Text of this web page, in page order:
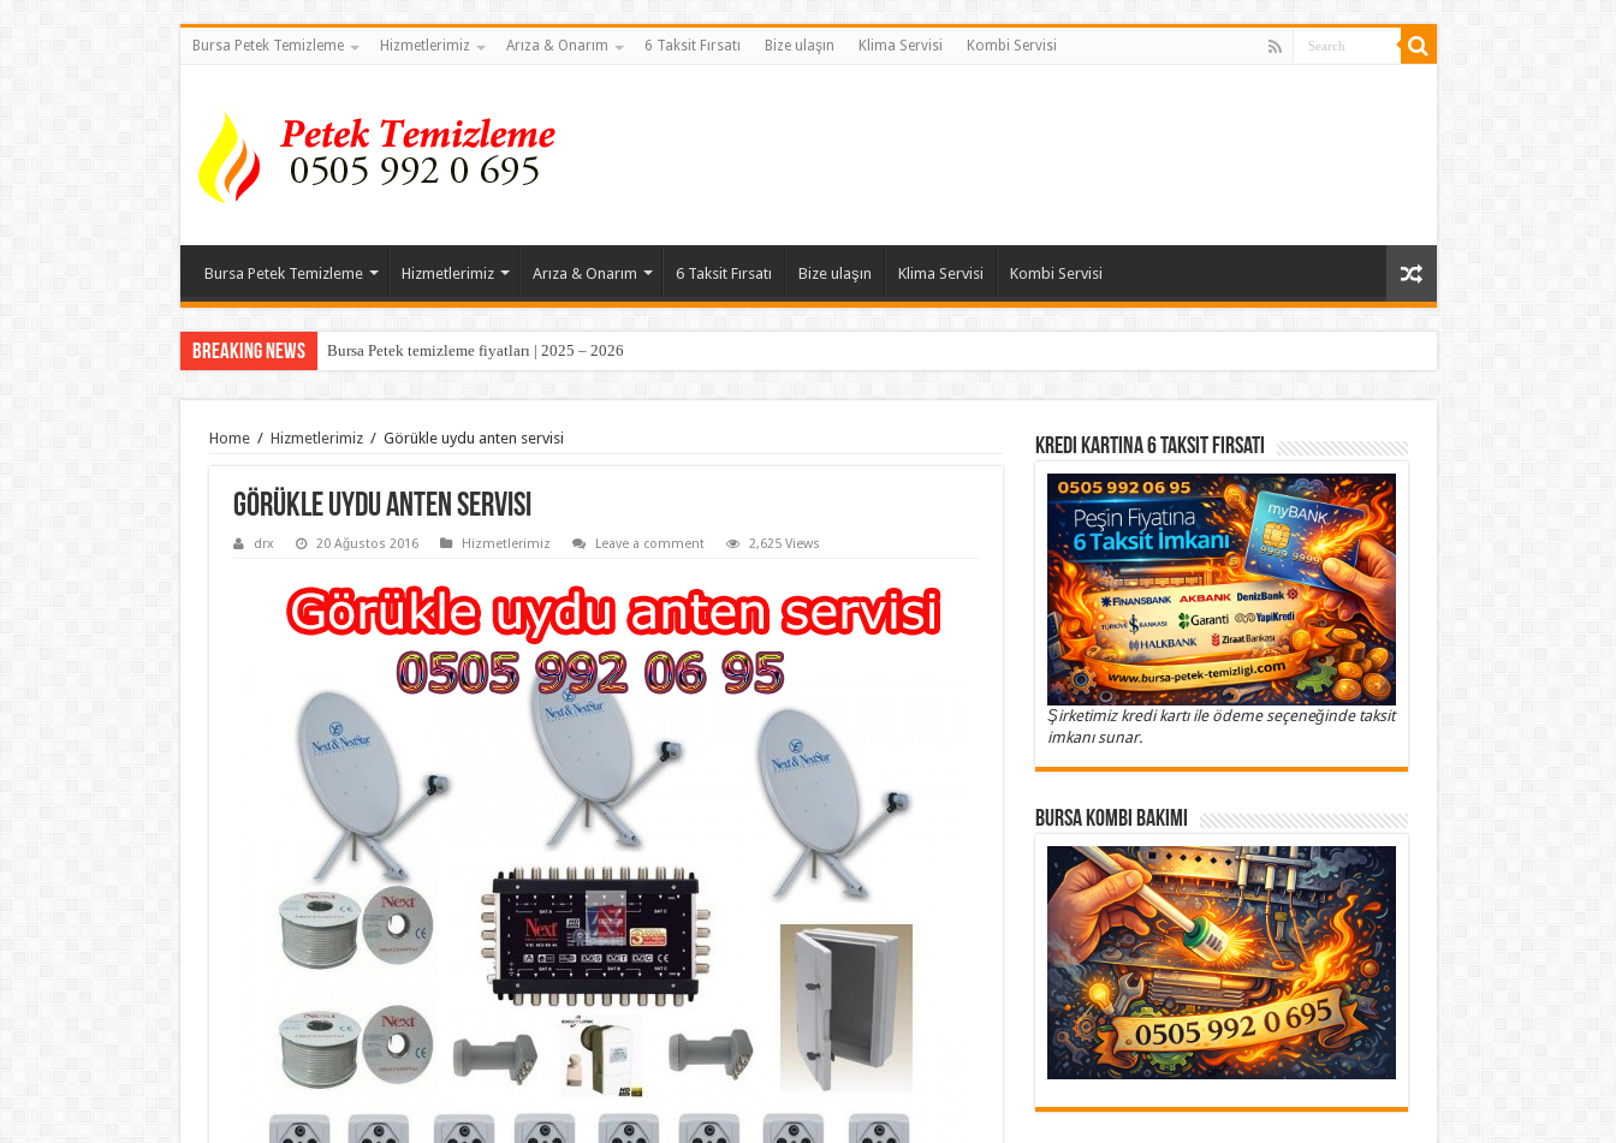
Bursa Petek Temizleme Hizmetlerimiz Arıza & Onarım 6 Taksit Fırsatı Bize ulaşın Klima Servisi Kombi Servisi
Bursa Petek Temizleme Hizmetlerimiz Arıza & Onarım 6 Taksit Fırsatı Bize ulaşın Klima Servisi Kombi Servisi
Breaking News Bursa Petek temizleme fiyatları | 2025 – 2026
Home / Hizmetlerimiz / Görükle uydu anten servisi
Görükle uydu anten servisi
drx 20 Ağustos 2016 Hizmetlerimiz Leave a comment 2,625 Views
Kredi Kartına 6 Taksit Fırsatı
Şirketimiz kredi kartı ile ödeme seçeneğinde taksit
imkanı sunar.
Bursa Kombi Bakımı